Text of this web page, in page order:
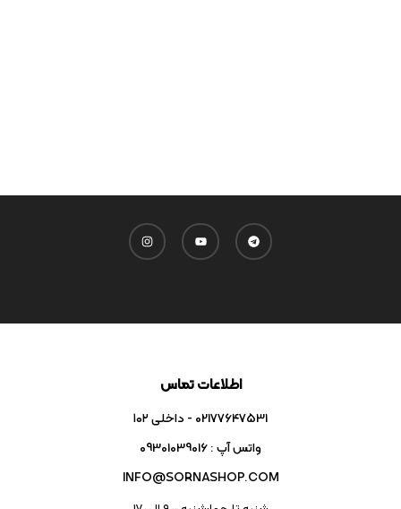
اطلاعات تماس
02177647531 - داخلی ۱۰۲
واتس آپ : 09301039016
INFO@SORNASHOP.COM